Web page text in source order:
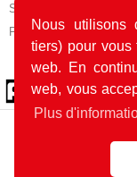
Nous utilisons
tiers) pour vous
web. En
web, vous
Plus
Samedi, dimanche et
Fermé
Le site web a été